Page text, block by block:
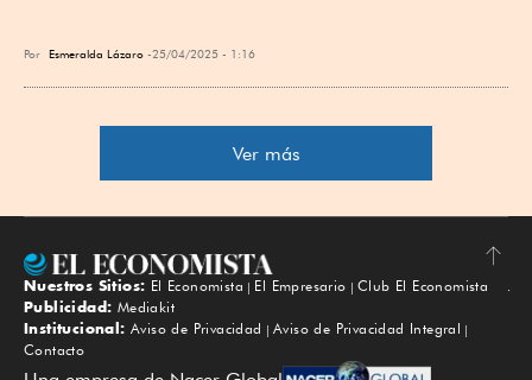
Por Esmeralda Lázaro 25/04/2025 - 1:16
Ver más
Subir
Nuestros Sitios: El Economista El Empresario
Club El Economista
Publicidad: Mediakit
Institucional: Aviso de Privacidad
Aviso de Privacidad Integral
Contacto